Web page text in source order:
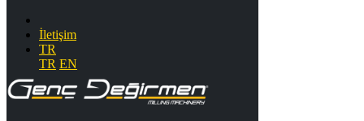
İletişim
TR
TR EN